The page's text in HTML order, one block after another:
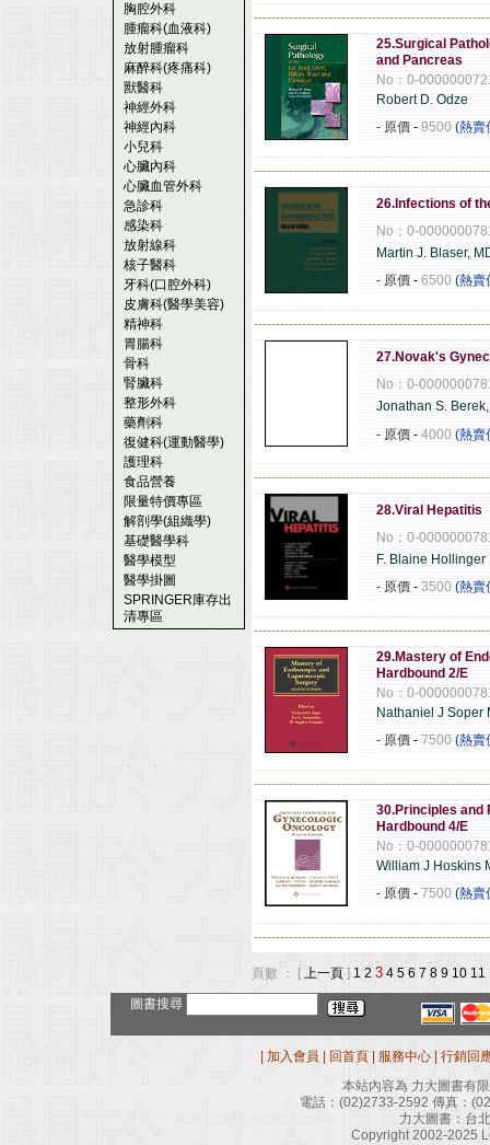
胸腔外科
腫瘤科(血液科)
放射腫瘤科
麻醉科(疼痛科)
獸醫科
神經外科
神經內科
小兒科
心臟內科
心臟血管外科
急診科
感染科
放射線科
核子醫科
牙科(口腔外科)
皮膚科(醫學美容)
精神科
胃腸科
骨科
腎臟科
整形外科
藥劑科
復健科(運動醫學)
護理科
食品營養
限量特價專區
解剖學(組織學)
基礎醫學科
醫學模型
醫學掛圖
SPRINGER庫存出
清專區
25.Surgical
and Pancreas
No：0-
Robert D. Odze
- 原價 - 9500 (熱賣
26.Infections of
No：0-
Martin J. Blaser,
- 原價 - 6500 (熱賣
27.Novak's
No：0-
Jonathan S.
- 原價 - 4000 (熱賣
28.Viral Hepatitis
No：0-
F. Blaine Hollinger
- 原價 - 3500 (熱賣
29.Mastery of
Hardbound 2/E
No：0-
Nathaniel J Soper
- 原價 - 7500 (熱賣
30.Principles and
Hardbound 4/E
No：0-
William J Hoskins
- 原價 - 7500 (熱賣
頁數 ： [ 上一頁 ] 1 2 3 4 5 6 7 8 9 10 11
圖書搜尋
加入會員 回首頁 服務中心
行銷回
本站內容為 力大圖書有
電話： (02)2733-2592 傳真：
力大圖書：台
Copyright 2002-2025